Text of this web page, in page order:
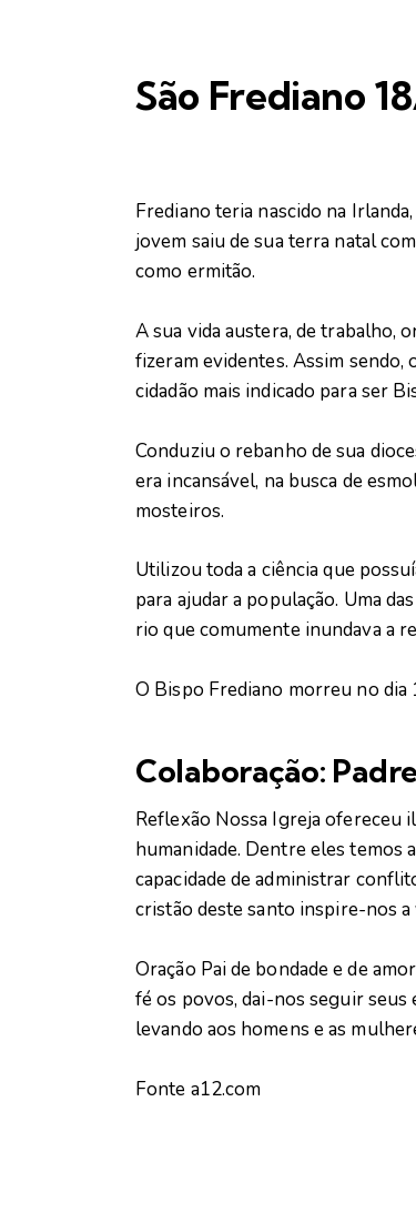
São Frediano
Frediano teria nascido na
jovem saiu de sua terra natal
como ermitão.
A sua vida austera, de trabalho,
fizeram evidentes. Assim sendo,
cidadão mais indicado para ser
Conduziu o rebanho de sua
era incansável, na busca de
mosteiros.
Utilizou toda a ciência que
para ajudar a população. Uma
rio que comumente inundava a
O Bispo Frediano morreu no dia
Colaboração:
Reflexão Nossa Igreja ofereceu
humanidade. Dentre eles temos
capacidade de administrar
cristão deste santo inspire-nos
Oração Pai de bondade e de
fé os povos, dai-nos seguir seus
levando aos homens e as
Fonte a12.com